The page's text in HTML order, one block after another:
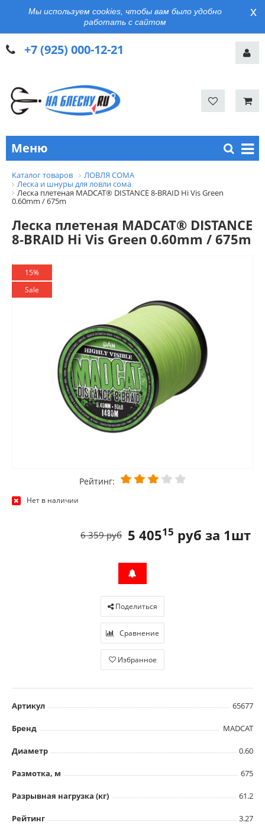
Мы используем cookies, чтобы вам было удобно
работать с сайтом
x
+7 (925) 000-12-21
Меню
Каталог товаров
ЛОВЛЯ СОМА
Леска и шнуры для ловли сома
Леска плетеная MADCAT® DISTANCE 8-BRAID Hi Vis Green
0.60mm / 675m
Леска плетеная MADCAT® DISTANCE
8-BRAID Hi Vis Green 0.60mm / 675m
15%
Sale
Рейтинг:
Нет в наличии
5 40515 руб за 1шт
6 359 руб
Поделиться
Сравнение
Избранное
Артикул 65677
Бренд MADCAT
Диаметр 0.60
Размотка, м 675
Разрывная нагрузка (кг) 61.2
Рейтинг 3.27